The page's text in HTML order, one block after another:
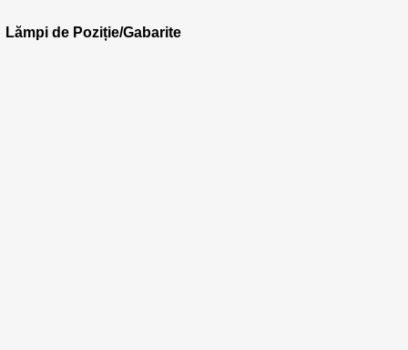
Lămpi de Poziție/Gabarite